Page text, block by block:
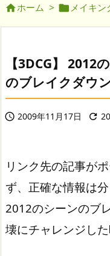
ホーム >  メイキン
【3DCG】 2012
のブレイクダウ
 2009年11月17日 
リンク先の記事が
ず、正確な情報は分
2012のシーンのブ
壊にチャレンジし